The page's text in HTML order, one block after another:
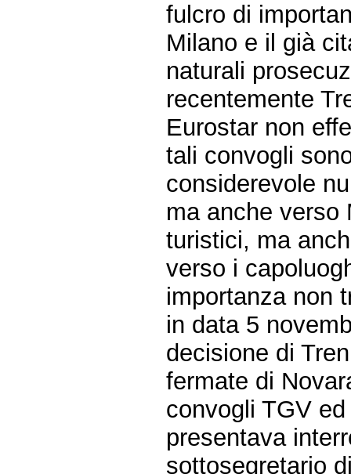
fulcro di
Milano e il già
naturali
recentemente
Eurostar non
tali convogli
considerevole
ma anche verso
turistici, ma
verso i
importanza non
in data 5
decisione di
fermate di
convogli TGV
presentava
sottosegretario